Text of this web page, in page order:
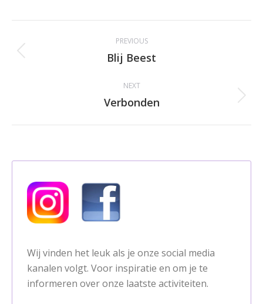
navigation
PREVIOUS
Previous
Blij Beest
NEXT
Next
Verbonden
Wij vinden het leuk als je onze social media
kanalen volgt. Voor inspiratie en om je te
informeren over onze laatste activiteiten.